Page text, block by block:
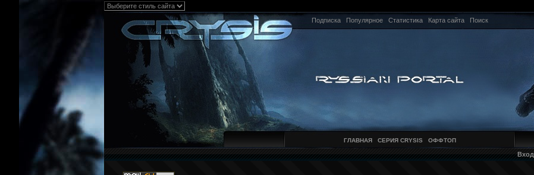
Подписка Популярное Статистика Карта сайта Поиск
ГЛАВНАЯ СЕРИЯ CRYSIS ОФФТОП
Вход